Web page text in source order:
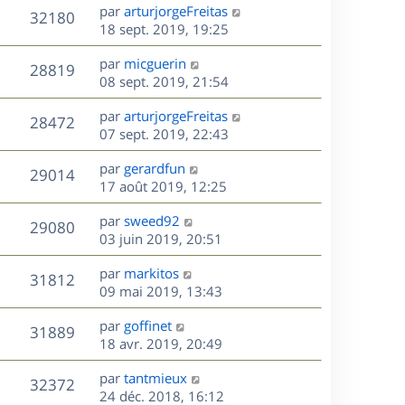
e
s
a
g
e
m
e
s
s
a
g
e
s
i
e
r
m
e
s
s
a
g
e
32180V
u
s
D
e
r
n
i
e
r
m
e
s
s
a
g
e
par arturjorgeFreitas
18 sept. 2019, 19:25
28819V
u
e
D
e
r
n
i
e
r
m
e
s
s
a
g
e
par micguerin
08 sept. 2019, 21:54
28472V
u
s
D
e
r
n
i
e
r
m
e
s
s
a
g
e
par arturjorgeFreitas
07 sept. 2019, 22:43
29014V
u
s
D
e
r
n
i
e
r
m
e
s
s
a
g
par gerardfun
17 août 2019, 12:25
29080V
u
e
s
D
e
r
n
i
e
r
m
e
s
s
par sweed92
03 juin 2019, 20:51
31812V
u
s
D
e
r
n
i
e
r
m
par markitos
09 mai 2019, 13:43
31889V
u
e
D
e
r
n
i
par goffinet
18 avr. 2019, 20:49
32372V
D
e
par tantmieux
24 déc. 2018, 16:12